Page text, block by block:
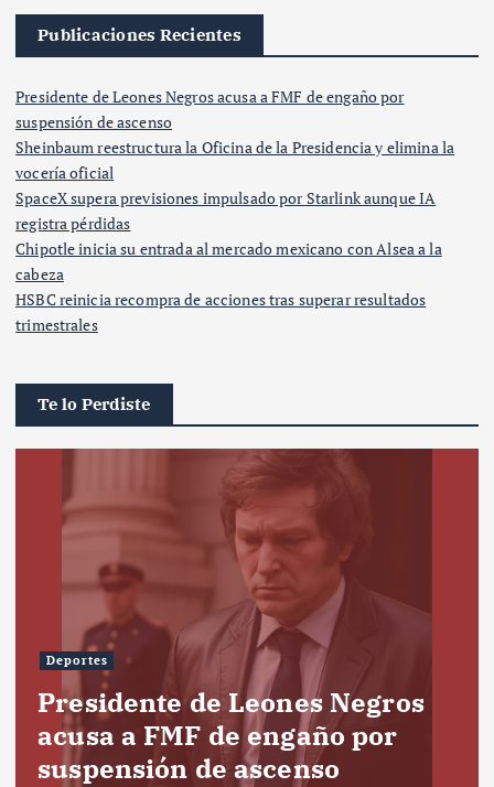
Publicaciones Recientes
Presidente de Leones Negros acusa a FMF de engaño por
suspensión de ascenso
Sheinbaum reestructura la Oficina de la Presidencia y elimina la
vocería oficial
SpaceX supera previsiones impulsado por Starlink aunque IA
registra pérdidas
Chipotle inicia su entrada al mercado mexicano con Alsea a la
cabeza
HSBC reinicia recompra de acciones tras superar resultados
trimestrales
Te lo Perdiste
Deportes
Presidente de Leones Negros
acusa a FMF de engaño por
suspensión de ascenso